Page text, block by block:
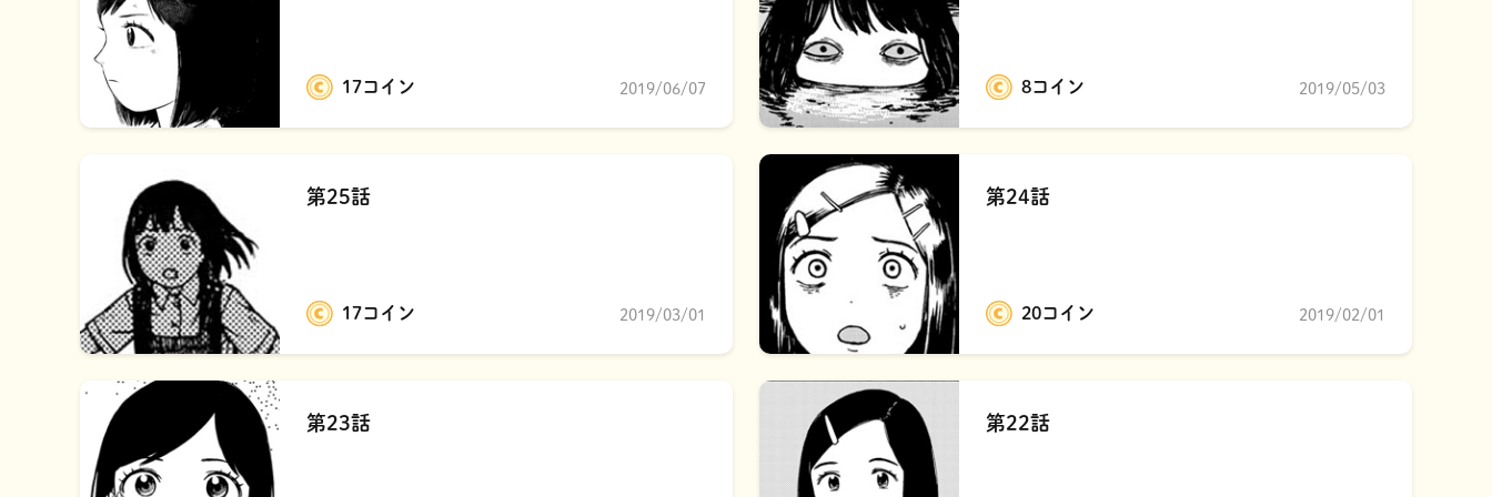
17コイン 2019/06/07 8コイン 2019/05/03
第25話
17コイン 2019/03/01
第24話
20コイン 2019/02/01
第23話 第22話